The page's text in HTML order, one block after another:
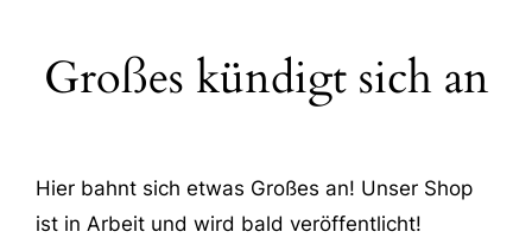
Großes kündigt sich an
Hier bahnt sich etwas Großes an! Unser Shop
ist in Arbeit und wird bald veröffentlicht!